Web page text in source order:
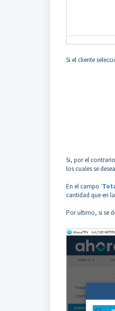
Si el cliente
Si, por el
los cuales se
En el campo '
cantidad que en
Por ultimo, si se